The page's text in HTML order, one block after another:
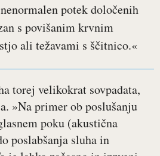
potek določenih
s povišanim krvnim
ali težavami s ščitnico.«
torej velikokrat sovpadata,
»Na primer ob poslušanju
poku (akustična
poslabšanja sluha in